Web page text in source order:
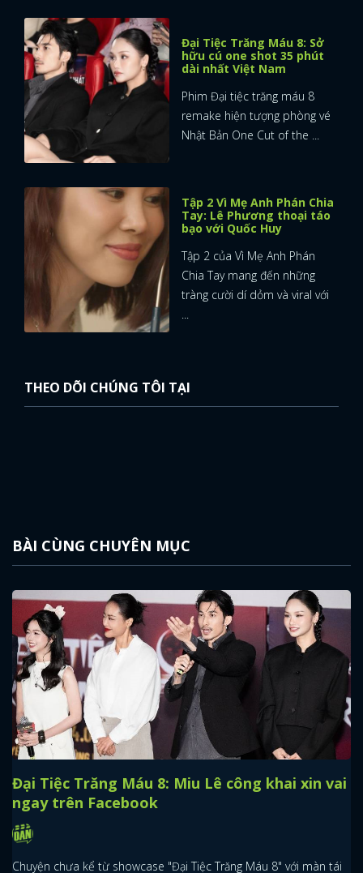
Đại Tiệc Trăng Máu 8: Sở
hữu cú one shot 35 phút
dài nhất Việt Nam
Phim Đại tiệc trăng máu 8
remake hiện tượng phòng vé
Nhật Bản One Cut of the ...
Tập 2 Vì Mẹ Anh Phán Chia
Tay: Lê Phương thoại táo
bạo với Quốc Huy
Tập 2 của Vì Mẹ Anh Phán
Chia Tay mang đến những
tràng cười dí dỏm và viral với
...
THEO DÕI CHÚNG TÔI TẠI
BÀI CÙNG CHUYÊN MỤC
Đại Tiệc Trăng Máu 8: Miu Lê công khai xin vai
ngay trên Facebook
Chuyện chưa kể từ showcase "Đại Tiệc Trăng Máu 8" với màn tái